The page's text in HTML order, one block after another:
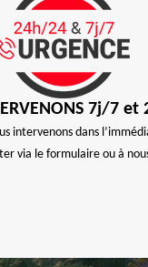
7j/7 et
intervenons dans
via le formulaire ou à